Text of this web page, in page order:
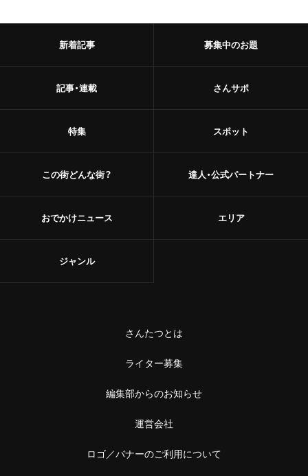
新着記事
記事・連載
特集
この街どんな街？
おでかけニュース
募集中のお題
さんサポ
スポット
達人・公式パートナー
エリア
ジャンル
さんたつとは
ライター募集
編集部からのお知らせ
運営会社
ロゴ／バナーのご利用について